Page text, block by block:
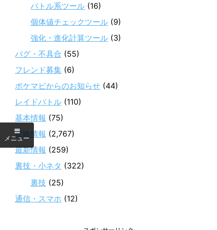
バトル系ツール (16)
個体値チェックツール (9)
強化・進化計算ツール (3)
バグ・不具合 (55)
フレンド募集 (6)
ポケマピからのお知らせ (44)
レイドバトル (110)
基本情報 (75)
攻略情報 (2,767)
最新情報 (259)
裏技・小ネタ (322)
裏技 (25)
通信・スマホ (12)